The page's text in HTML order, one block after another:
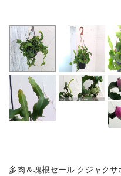
多肉＆塊根セール クジャク